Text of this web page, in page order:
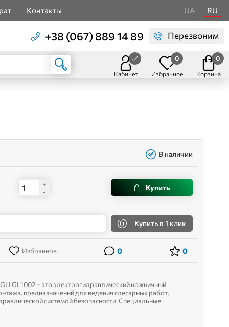
Контакты UA RU
+38 (067) 889 14 89 Перезвоним
Кабинет Избранное
0
Корзина
0
В наличии
+
-
Купить
Купить в 1 клик
Избранное 0 0
GL1002 – это электрогидравлический ножничный
предназначений для ведения слесарных работ.
системой безопасности. Специальные
систему от повреждения ...